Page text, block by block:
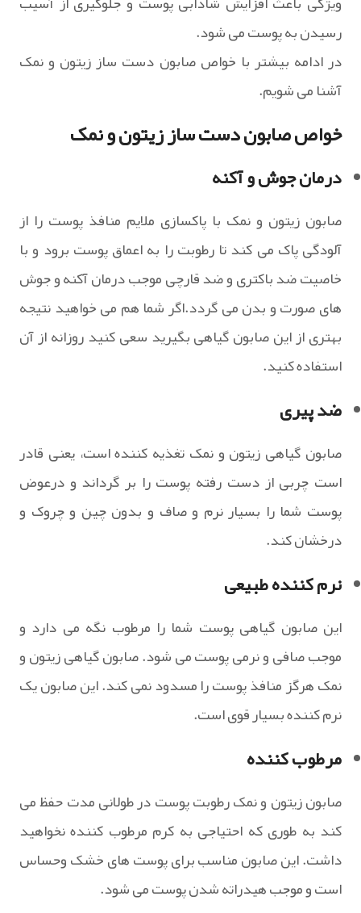
رسیدن به پوست می شود.
در ادامه بیشتر با خواص صابون دست ساز زیتون و نمک
آشنا می شویم.
خواص صابون دست ساز زیتون و نمک
درمان جوش و آکنه
صابون زیتون و نمک با پاکسازی ملایم منافذ پوست را از
آلودگی پاک می کند تا رطوبت را به اعماق پوست برود و با
خاصیت ضد باکتری و ضد قارچی موجب درمان آکنه و جوش
های صورت و بدن می گردد.اگر شما هم می خواهید نتیجه
بهتری از این صابون گیاهی بگیرید سعی کنید روزانه از آن
استفاده کنید.
ضد پیری
صابون گیاهی زیتون و نمک تغذیه کننده است، یعنی قادر
است چربی از دست رفته پوست را بر گرداند و درعوض
پوست شما را بسیار نرم و صاف و بدون چین و چروک و
درخشان کند.
نرم کننده طبیعی
این صابون گیاهی پوست شما را مرطوب نگه می دارد و
موجب صافی و نرمی پوست می شود. صابون گیاهی زیتون و
نمک هرگز منافذ پوست را مسدود نمی کند. این صابون یک
نرم کننده بسیار قوی است.
مرطوب کننده
صابون زیتون و نمک رطوبت پوست در طولانی مدت حفظ می
کند به طوری که احتیاجی به کرم مرطوب کننده نخواهید
داشت. این صابون مناسب برای پوست های خشک وحساس
است و موجب هیدراته شدن پوست می شود.